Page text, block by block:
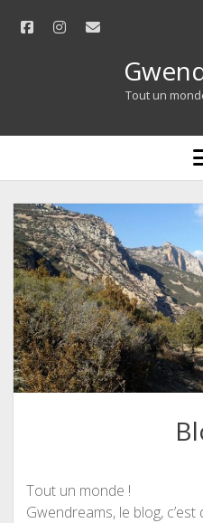
facebookinstagram
email
Tout un
Tout un monde !
Gwendreams, le blog,